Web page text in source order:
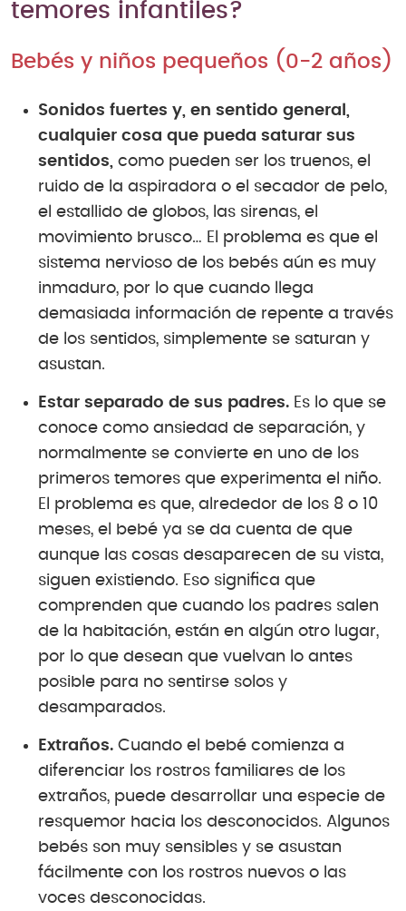
temores infantiles?
Bebés y niños pequeños (0-2 años)
Sonidos fuertes y, en sentido general,
cualquier cosa que pueda saturar sus
sentidos, como pueden ser los truenos, el
ruido de la aspiradora o el secador de pelo,
el estallido de globos, las sirenas, el
movimiento brusco… El problema es que el
sistema nervioso de los bebés aún es muy
inmaduro, por lo que cuando llega
demasiada información de repente a través
de los sentidos, simplemente se saturan y
asustan.
Estar separado de sus padres. Es lo que se
conoce como ansiedad de separación, y
normalmente se convierte en uno de los
primeros temores que experimenta el niño.
El problema es que, alrededor de los 8 o 10
meses, el bebé ya se da cuenta de que
aunque las cosas desaparecen de su vista,
siguen existiendo. Eso significa que
comprenden que cuando los padres salen
de la habitación, están en algún otro lugar,
por lo que desean que vuelvan lo antes
posible para no sentirse solos y
desamparados.
Extraños. Cuando el bebé comienza a
diferenciar los rostros familiares de los
extraños, puede desarrollar una especie de
resquemor hacia los desconocidos. Algunos
bebés son muy sensibles y se asustan
fácilmente con los rostros nuevos o las
voces desconocidas.